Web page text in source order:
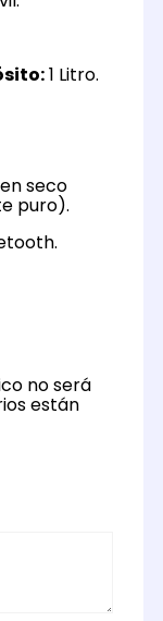
1 Litro.
seco
puro).
no será
están